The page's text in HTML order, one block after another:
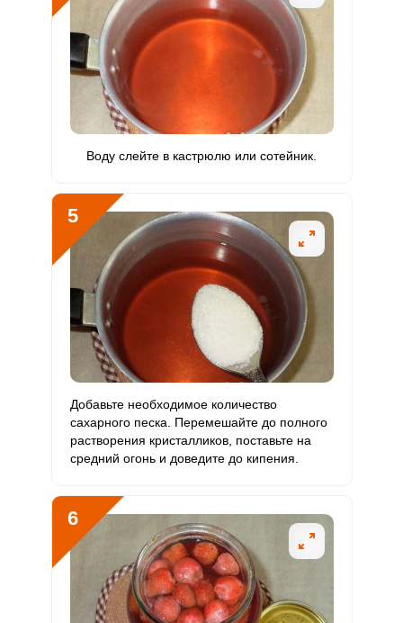
Никель 9 мкг 200 мкг 0.4 3
Рубидий 64.6 мкг 2.6 21.5
Селен 0.6
Фтор 1025.8 мкг 4000 мкг 2.1
Хром 6.2 мкг 50 мкг 1 8.3
Бор 260 мкг 1200 мкг 1.8 14.4
Ванадий 24 мкг 20 мкг 80
Молибден 70 мкг 3.2 26.5
Воду слейте в кастрюлю или сотейник.
5
Добавьте необходимое количество
сахарного песка. Перемешайте до полного
растворения кристалликов, поставьте на
средний огонь и доведите до кипения.
6